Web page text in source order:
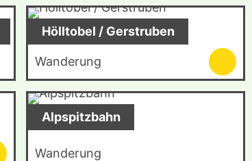
Hölltobel / Gerstruben
Wanderung
Alpspitzbahn
Wanderung